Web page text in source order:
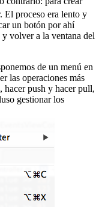
El proceso era lento y
un botón por ahí
volver a la ventana del
de un menú en
las operaciones más
hacer push y hacer pull,
gestionar los